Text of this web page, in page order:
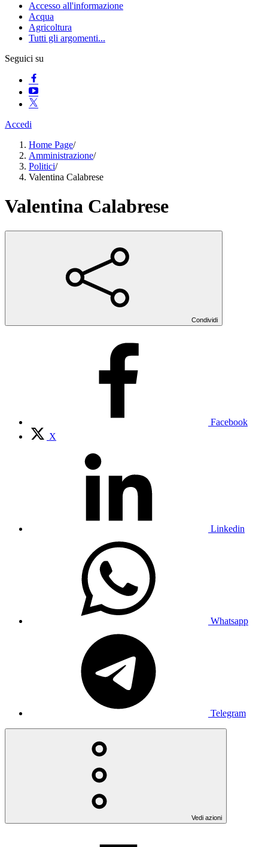
Accesso all'informazione
Acqua
Agricoltura
Tutti gli argomenti...
Seguici su
Accedi
Home Page/
Amministrazione/
Politici/
Valentina Calabrese
Valentina Calabrese
Condividi
Facebook
X
Linkedin
Whatsapp
Telegram
Vedi azioni